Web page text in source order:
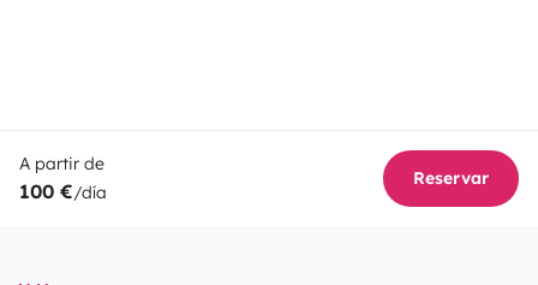
A partir de
100 €/día
Reservar